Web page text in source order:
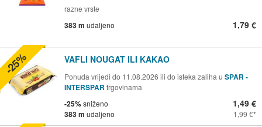
razne vrste
383 m udaljeno 1,79 €
VAFLI NOUGAT ILI KAKAO
Ponuda vrijedi do 11.08.2026 ili do isteka zaliha u SPAR -
INTERSPAR trgovinama
-25%sniženo
383 m udaljeno
1,49 €
1,99 €
-25%